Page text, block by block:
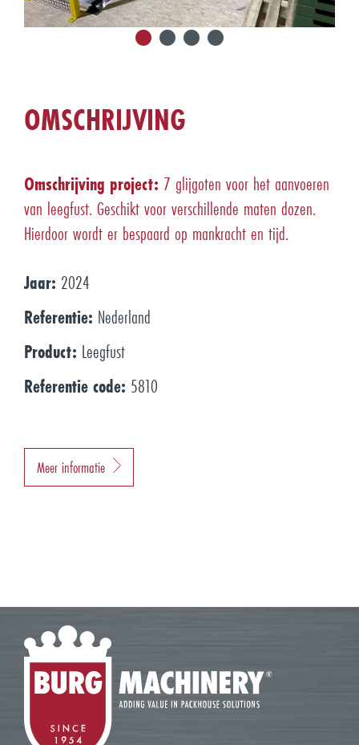
OMSCHRIJVING
Omschrijving project: 7 glijgoten voor het aanvoeren
van leegfust. Geschikt voor verschillende maten dozen.
Hierdoor wordt er bespaard op mankracht en tijd.
Jaar: 2024
Referentie: Nederland
Product: Leegfust
Referentie code: 5810
Meer informatie